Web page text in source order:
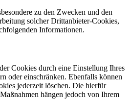
zu den Zwecken und den
solcher Drittanbieter-Cookies,
Informationen.
Cookies durch eine Einstellung Ihres
oder einschränken. Ebenfalls können
jederzeit löschen. Die hierfür
hängen jedoch von Ihrem